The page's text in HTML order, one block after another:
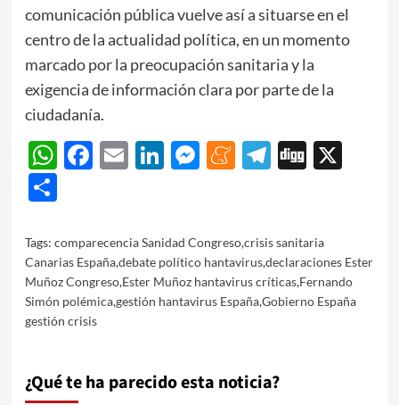
comunicación pública vuelve así a situarse en el
centro de la actualidad política, en un momento
marcado por la preocupación sanitaria y la
exigencia de información clara por parte de la
ciudadanía.
WhatsApp
Facebook
EmailLinkedIn
Messenger
Meneame
Telegram
Digg
X
Share
Tags: comparecencia Sanidad Congreso,crisis sanitaria
Canarias España,debate político hantavirus,declaraciones Ester
Muñoz Congreso,Ester Muñoz hantavirus críticas,Fernando
Simón polémica,gestión hantavirus España,Gobierno España
gestión crisis
¿Qué te ha parecido esta noticia?